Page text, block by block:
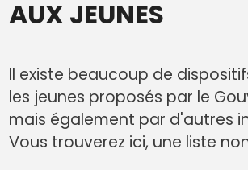
AUX JEUNES
Il existe beaucoup de
les jeunes proposés par le
mais également par d'autres
Vous trouverez ici, une liste